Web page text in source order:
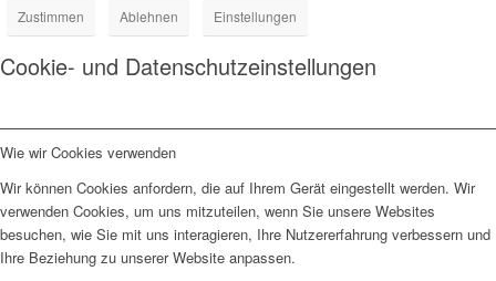
Zustimmen Ablehnen Einstellungen
Cookie- und Datenschutzeinstellungen
Wie wir Cookies verwenden
Wir können Cookies anfordern, die auf Ihrem Gerät eingestellt werden. Wir
verwenden Cookies, um uns mitzuteilen, wenn Sie unsere Websites
besuchen, wie Sie mit uns interagieren, Ihre Nutzererfahrung verbessern und
Ihre Beziehung zu unserer Website anpassen.